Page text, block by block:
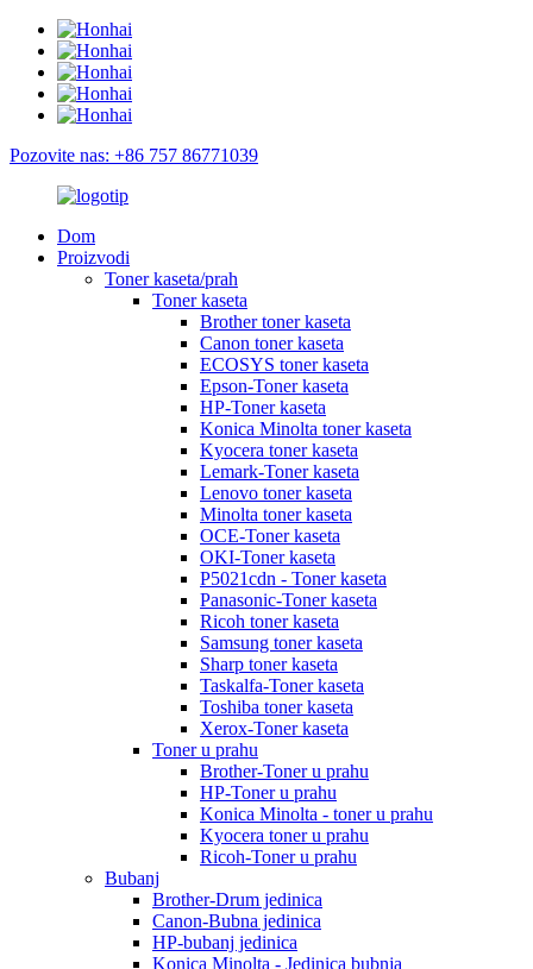
Pozovite nas: +86 757 86771039
Dom
Proizvodi
Toner kaseta/prah
Toner kaseta
Brother toner kaseta
Canon toner kaseta
ECOSYS toner kaseta
Epson-Toner kaseta
HP-Toner kaseta
Konica Minolta toner kaseta
Kyocera toner kaseta
Lemark-Toner kaseta
Lenovo toner kaseta
Minolta toner kaseta
OCE-Toner kaseta
OKI-Toner kaseta
P5021cdn - Toner kaseta
Panasonic-Toner kaseta
Ricoh toner kaseta
Samsung toner kaseta
Sharp toner kaseta
Taskalfa-Toner kaseta
Toshiba toner kaseta
Xerox-Toner kaseta
Toner u prahu
Brother-Toner u prahu
HP-Toner u prahu
Konica Minolta - toner u prahu
Kyocera toner u prahu
Ricoh-Toner u prahu
Bubanj
Brother-Drum jedinica
Canon-Bubna jedinica
HP-bubanj jedinica
Konica Minolta - Jedinica bubnja